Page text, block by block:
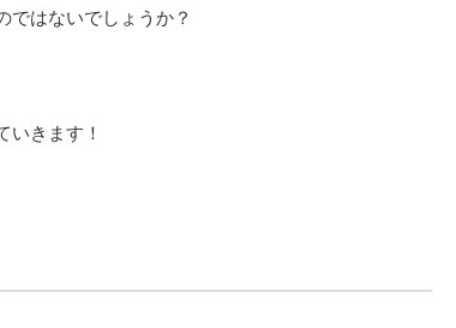
ではないでしょうか？
いきます！